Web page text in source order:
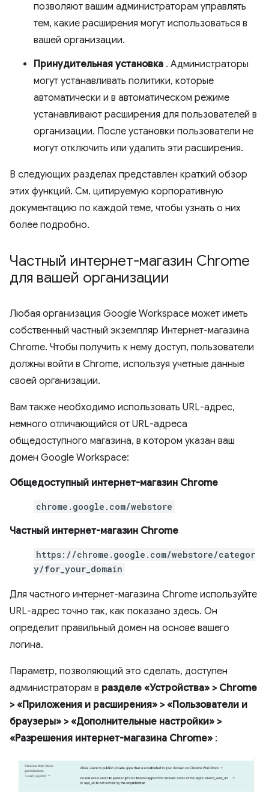
позволяют вашим администраторам управлять
тем, какие расширения могут использоваться в
вашей организации.
Принудительная установка . Администраторы
могут устанавливать политики, которые
автоматически и в автоматическом режиме
устанавливают расширения для пользователей в
организации. После установки пользователи не
могут отключить или удалить эти расширения.
В следующих разделах представлен краткий обзор
этих функций. См. цитируемую корпоративную
документацию по каждой теме, чтобы узнать о них
более подробно.
Частный интернет-магазин Chrome
для вашей организации
Любая организация Google Workspace может иметь
собственный частный экземпляр Интернет-магазина
Chrome. Чтобы получить к нему доступ, пользователи
должны войти в Chrome, используя учетные данные
своей организации.
Вам также необходимо использовать URL-адрес,
немного отличающийся от URL-адреса
общедоступного магазина, в котором указан ваш
домен Google Workspace:
Общедоступный интернет-магазин Chrome
chrome.google.com/webstore
Частный интернет-магазин Chrome
https://chrome.google.com/webstore/categor
y/for_your_domain
Для частного интернет-магазина Chrome используйте
URL-адрес точно так, как показано здесь. Он
определит правильный домен на основе вашего
логина.
Параметр, позволяющий это сделать, доступен
администраторам в разделе «Устройства» > Chrome
> «Приложения и расширения» > «Пользователи и
браузеры» > «Дополнительные настройки» >
«Разрешения интернет-магазина Chrome» :